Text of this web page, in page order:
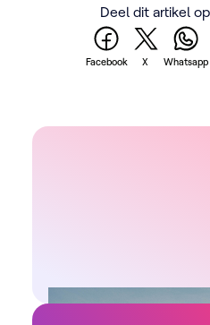
Deel dit artikel
Facebook X Whatsapp